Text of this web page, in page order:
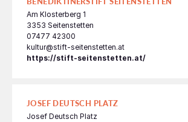
Am Klosterberg 1
3353 Seitenstetten
07477 42300
kultur@stift-seitenstetten.at
https://stift-seitenstetten.at/
JOSEF DEUTSCH PLATZ
Josef Deutsch Platz